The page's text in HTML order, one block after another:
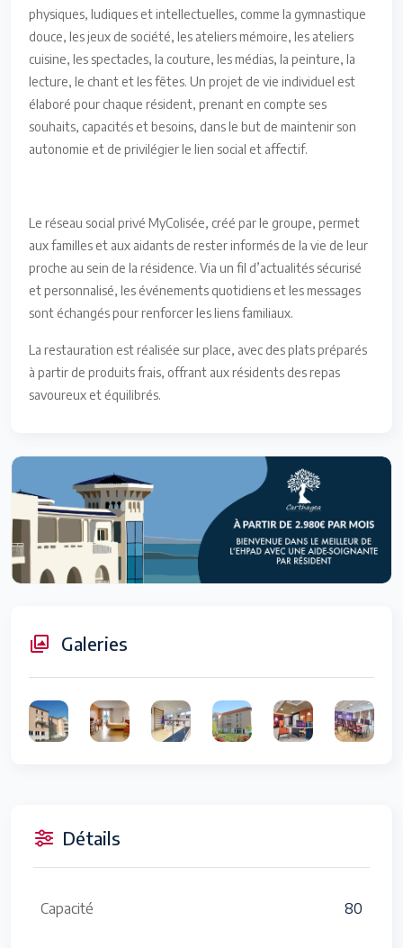
physiques, ludiques et intellectuelles, comme la gymnastique
douce, les jeux de société, les ateliers mémoire, les ateliers
cuisine, les spectacles, la couture, les médias, la peinture, la
lecture, le chant et les fêtes. Un projet de vie individuel est
élaboré pour chaque résident, prenant en compte ses
souhaits, capacités et besoins, dans le but de maintenir son
autonomie et de privilégier le lien social et affectif.
Le réseau social privé MyColisée, créé par le groupe, permet
aux familles et aux aidants de rester informés de la vie de leur
proche au sein de la résidence. Via un fil d’actualités sécurisé
et personnalisé, les événements quotidiens et les messages
sont échangés pour renforcer les liens familiaux.
La restauration est réalisée sur place, avec des plats préparés
à partir de produits frais, offrant aux résidents des repas
savoureux et équilibrés.
Galeries
Détails
Capacité 80